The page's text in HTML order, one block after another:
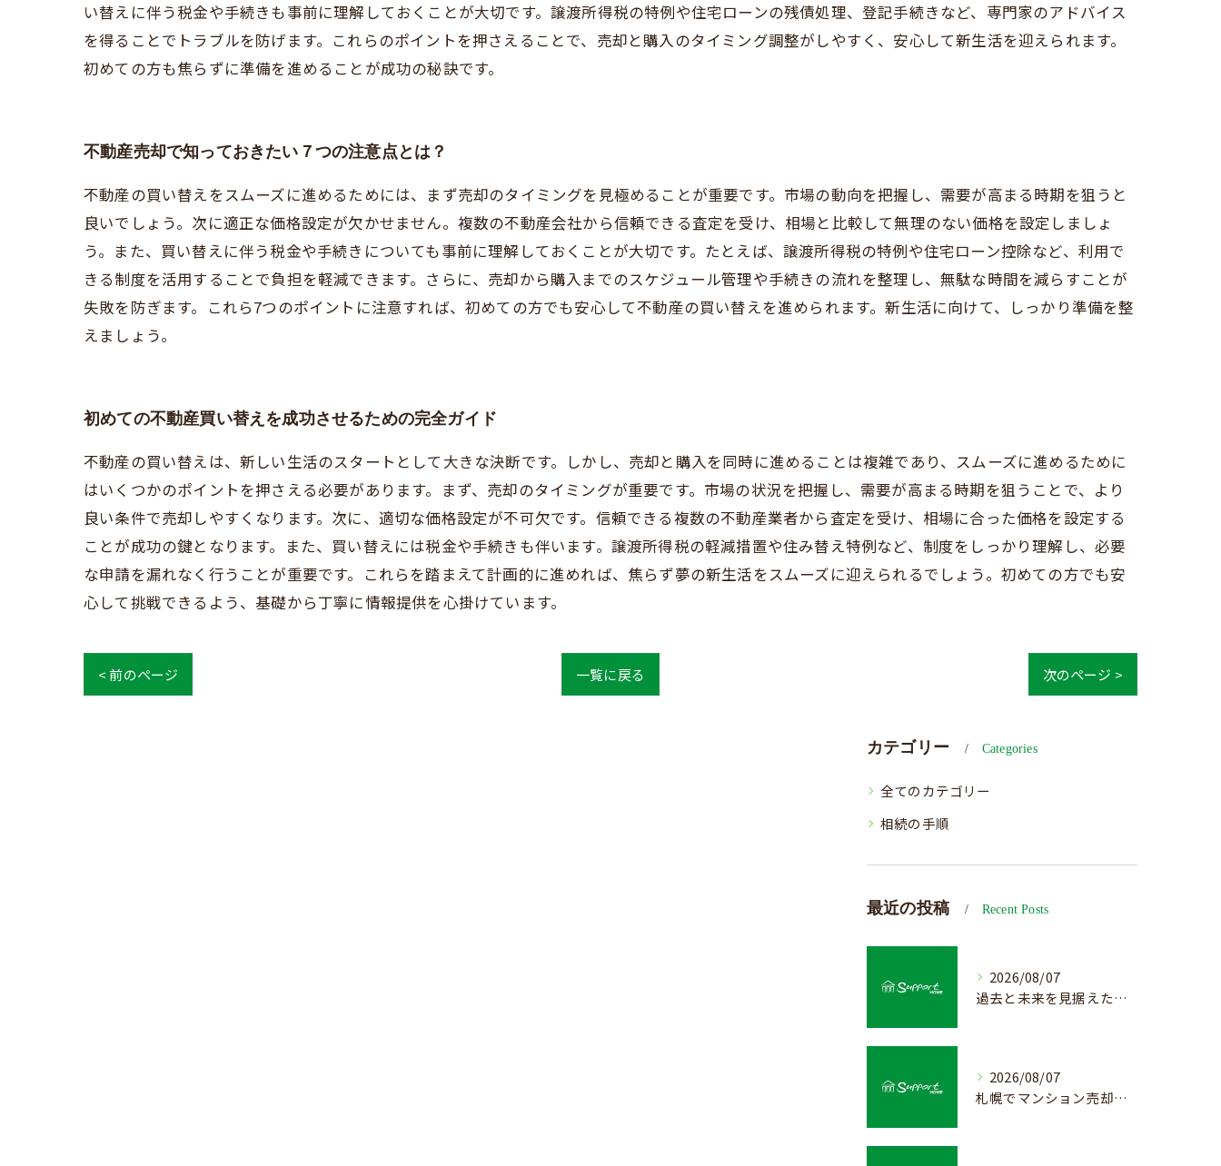
い替えに伴う税金や手続きも事前に理解しておくことが大切です。譲渡所得税の特例や住宅ローンの残債処理、登記手続きなど、専門家のアドバイス
を得ることでトラブルを防げます。これらのポイントを押さえることで、売却と購入のタイミング調整がしやすく、安心して新生活を迎えられます。
初めての方も焦らずに準備を進めることが成功の秘訣です。
不動産売却で知っておきたい７つの注意点とは？
不動産の買い替えをスムーズに進めるためには、まず売却のタイミングを見極めることが重要です。市場の動向を把握し、需要が高まる時期を狙うと
良いでしょう。次に適正な価格設定が欠かせません。複数の不動産会社から信頼できる査定を受け、相場と比較して無理のない価格を設定しましょ
う。また、買い替えに伴う税金や手続きについても事前に理解しておくことが大切です。たとえば、譲渡所得税の特例や住宅ローン控除など、利用で
きる制度を活用することで負担を軽減できます。さらに、売却から購入までのスケジュール管理や手続きの流れを整理し、無駄な時間を減らすことが
失敗を防ぎます。これら7つのポイントに注意すれば、初めての方でも安心して不動産の買い替えを進められます。新生活に向けて、しっかり準備を整
えましょう。
初めての不動産買い替えを成功させるための完全ガイド
不動産の買い替えは、新しい生活のスタートとして大きな決断です。しかし、売却と購入を同時に進めることは複雑であり、スムーズに進めるために
はいくつかのポイントを押さえる必要があります。まず、売却のタイミングが重要です。市場の状況を把握し、需要が高まる時期を狙うことで、より
良い条件で売却しやすくなります。次に、適切な価格設定が不可欠です。信頼できる複数の不動産業者から査定を受け、相場に合った価格を設定する
ことが成功の鍵となります。また、買い替えには税金や手続きも伴います。譲渡所得税の軽減措置や住み替え特例など、制度をしっかり理解し、必要
な申請を漏れなく行うことが重要です。これらを踏まえて計画的に進めれば、焦らず夢の新生活をスムーズに迎えられるでしょう。初めての方でも安
心して挑戦できるよう、基礎から丁寧に情報提供を心掛けています。
< 前のページ 一覧に戻る 次のページ >
カテゴリー Categories
全てのカテゴリー
相続の手順
最近の投稿 Recent Posts
2026/08/07
過去と未来を見据えた戸建て売却の秘訣
2026/08/07
札幌でマンション売却を成功させる査定と価格の見極め方